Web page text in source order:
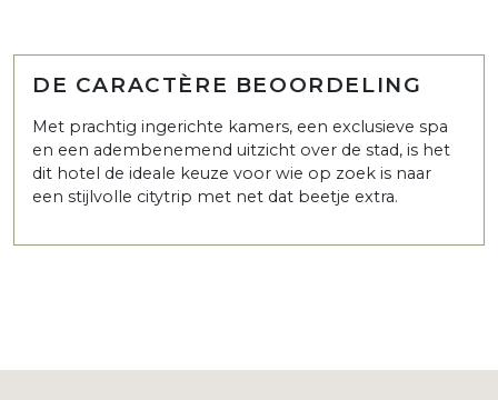
DE CARACTÈRE BEOORDELING
Met prachtig ingerichte kamers, een exclusieve spa
en een adembenemend uitzicht over de stad, is het
dit hotel de ideale keuze voor wie op zoek is naar
een stijlvolle citytrip met net dat beetje extra.